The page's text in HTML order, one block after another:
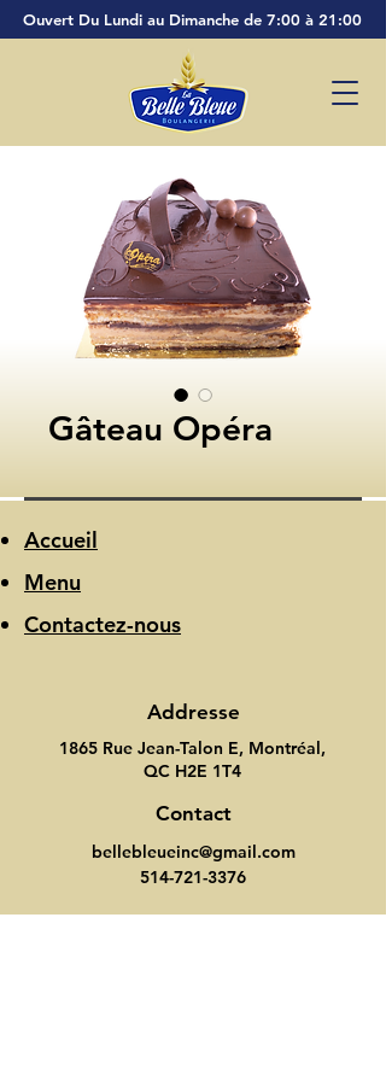
Ouvert Du Lundi au Dimanche de 7:00 à 21:00
Gâteau Opéra
Accueil
Menu
Contactez-nous
Addresse
1865 Rue Jean-Talon E, Montréal,
QC H2E 1T4
Contact
bellebleueinc@gmail.com
514-721-3376